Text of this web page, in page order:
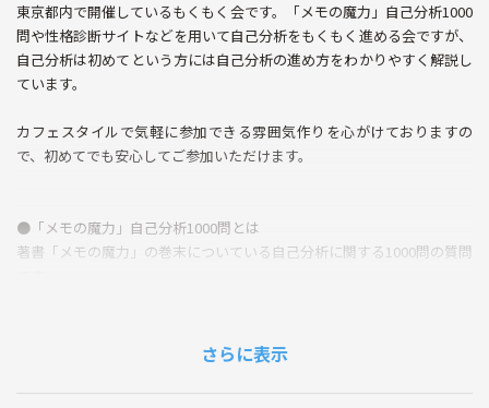
東京都内で開催しているもくもく会です。「メモの魔力」自己分析1000
問や性格診断サイトなどを用いて自己分析をもくもく進める会ですが、
自己分析は初めてという方には自己分析の進め方をわかりやすく解説し
ています。
カフェスタイルで気軽に参加できる雰囲気作りを心がけておりますの
で、初めてでも安心してご参加いただけます。
●「メモの魔力」自己分析1000問とは
著書「メモの魔力」の巻末についている自己分析に関する1000問の質問
分析1000問に答え自分の軸をしっかりと持ちUBSに入社し、トップセー
さらに表示